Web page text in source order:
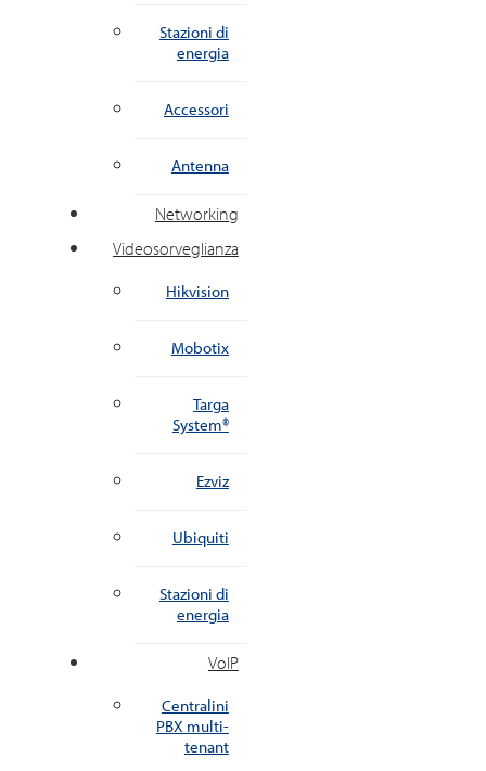
Stazioni di
energia
Accessori
Antenna
Networking
Videosorveglianza
Hikvision
Mobotix
Targa
System®
Ezviz
Ubiquiti
Stazioni di
energia
VoIP
Centralini
PBX multi-
tenant